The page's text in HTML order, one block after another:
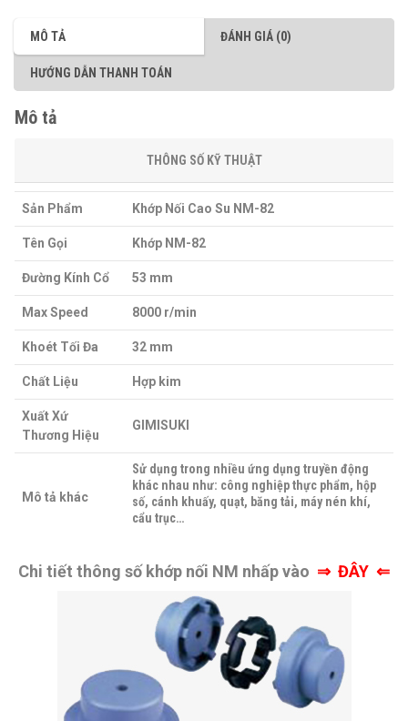
MÔ TẢ ĐÁNH GIÁ (0)
HƯỚNG DẪN THANH TOÁN
Mô tả
THÔNG SỐ KỸ THUẬT
Sản Phẩm Khớp Nối Cao Su NM-82
Tên Gọi Khớp NM-82
Đường Kính Cổ 53 mm
Max Speed 8000 r/min
Khoét Tối Đa 32 mm
Chất Liệu Hợp kim
Xuất Xứ
Thương Hiệu
GIMISUKI
Mô tả khác
Sử dụng trong nhiều ứng dụng truyền động
khác nhau như: công nghiệp thực phẩm, hộp
số, cánh khuấy, quạt, băng tải, máy nén khí,
cẩu trục…
Chi tiết thông số khớp nối NM nhấp vào ⇒ ĐÂY ⇐